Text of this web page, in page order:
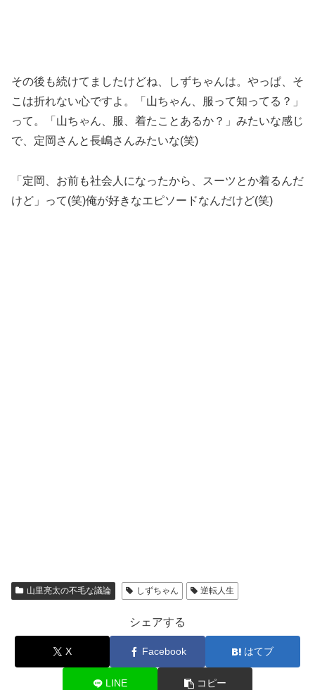
その後も続けてましたけどね、しずちゃんは。やっぱ、そ
こは折れない心ですよ。「山ちゃん、服って知ってる？」
って。「山ちゃん、服、着たことあるか？」みたいな感じ
で、定岡さんと長嶋さんみたいな(笑)
「定岡、お前も社会人になったから、スーツとか着るんだ
けど」って(笑)俺が好きなエピソードなんだけど(笑)
山里亮太の不毛な議論 しずちゃん 逆転人生
シェアする
X Facebook はてブ
LINE コピー